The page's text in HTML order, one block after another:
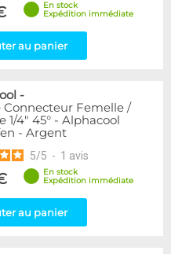
En stock
Expédition immédiate
au panier
-
Connecteur Femelle /
1/4" 45° - Alphacool
- Argent
5/5 - 1 avis
En stock
Expédition immédiate
au panier